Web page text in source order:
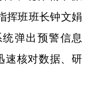
挥班班长钟文娟
弹出预警信息
核对数据、研